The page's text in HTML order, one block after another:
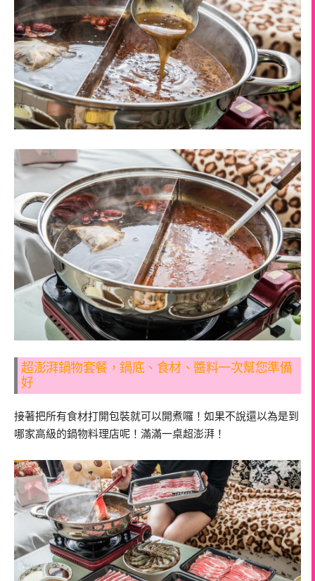
超澎湃鍋物套餐，鍋底、食材、醬料一次幫您準備
好
接著把所有食材打開包裝就可以開煮囉！如果不說還以為是到
哪家高級的鍋物料理店呢！滿滿一桌超澎湃！